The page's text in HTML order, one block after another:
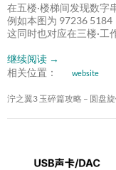
在五楼·楼梯间发现数字
例如本图为 97236 5184
这同时也对应在三楼·工
继续阅读 →
相关位置：
website
泞之翼3 玉碎篇攻略 – 圆盘